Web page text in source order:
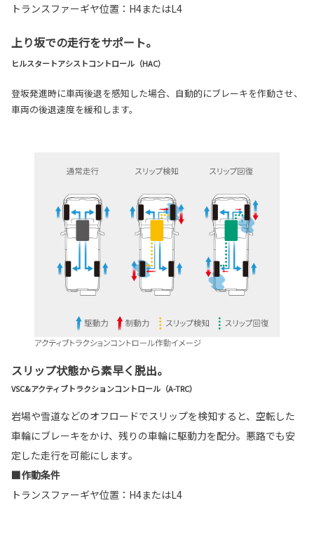
トランスファーギヤ位置：H4またはL4
上り坂での走行をサポート。
ヒルスタートアシストコントロール（HAC）
登坂発進時に車両後退を感知した場合、自動的にブレーキを作動させ、
車両の後退速度を緩和します。
スリップ状態から素早く脱出。
VSC&アクティブトラクションコントロール（A-TRC）
岩場や雪道などのオフロードでスリップを検知すると、空転した
車輪にブレーキをかけ、残りの車輪に駆動力を配分。悪路でも安
定した走行を可能にします。
■作動条件
トランスファーギヤ位置：H4またはL4